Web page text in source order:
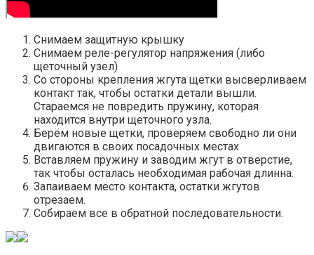
Снимаем защитную крышку
Снимаем реле-регулятор напряжения (либо
щеточный узел)
Со стороны крепления жгута щетки высверливаем
контакт так, чтобы остатки детали вышли.
Стараемся не повредить пружину, которая
находится внутри щеточного узла.
Берём новые щетки, проверяем свободно ли они
двигаются в своих посадочных местах
Вставляем пружину и заводим жгут в отверстие,
так чтобы осталась необходимая рабочая длинна.
Запаиваем место контакта, остатки жгутов
отрезаем.
Собираем все в обратной последовательности.